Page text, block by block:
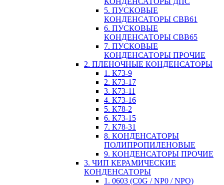
5. ПУСКОВЫЕ
КОНДЕНСАТОРЫ CBB61
6. ПУСКОВЫЕ
КОНДЕНСАТОРЫ CBB65
7. ПУСКОВЫЕ
КОНДЕНСАТОРЫ ПРОЧИЕ
2. ПЛЕНОЧНЫЕ КОНДЕНСАТОРЫ
1. К73-9
2. К73-17
3. К73-11
4. К73-16
5. К78-2
6. К73-15
7. К78-31
8. КОНДЕНСАТОРЫ
ПОЛИПРОПИЛЕНОВЫЕ
9. КОНДЕНСАТОРЫ ПРОЧИЕ
3. ЧИП КЕРАМИЧЕСКИЕ
КОНДЕНСАТОРЫ
1. 0603 (C0G / NP0 / NPO)